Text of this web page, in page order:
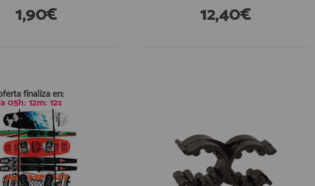
1,90€ 12,40€
finaliza en:
05h:12m:11s